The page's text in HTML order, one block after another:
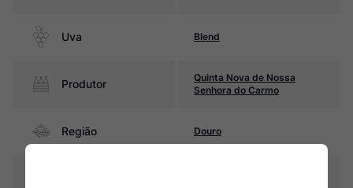
Uva Blend
Produtor
Quinta Nova de Nossa
Senhora do Carmo
Região Douro